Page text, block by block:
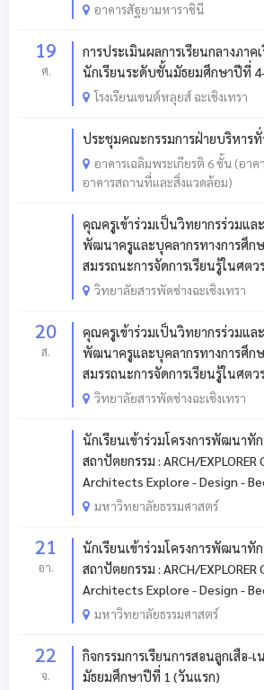
อาคารสัฐยามหาราชินี
19
ศ.
การประเมินผลการเรียนกลางภาค
นักเรียนระดับชั้นมัธยมศึกษาปีที่
โรงเรียนเซนต์หลุยส์ ฉะเชิงเทรา
ประชุมคณะกรรมการฝ่ายบริหาร
อาคารเฉลิมพระเกียรติ 6 ชั้น (อาค
อาคารสถานที่และสิ่งแวดล้อม)
คุณครูเข้าร่วมเป็นวิทยากรร่วมแล
พัฒนาครูและบุคลากรทางการศึก
สมรรถนะการจัดการเรียนรู้ในศต
วิทยาลัยสารพัดช่างฉะเชิงเทรา
20
ส.
คุณครูเข้าร่วมเป็นวิทยากรร่วมแล
พัฒนาครูและบุคลากรทางการศึก
สมรรถนะการจัดการเรียนรู้ในศต
วิทยาลัยสารพัดช่างฉะเชิงเทรา
นักเรียนเข้าร่วมโครงการพัฒนาทั
สถาปัตยกรรม : ARCH/
Architects Explore - Design -
มหาวิทยาลัยธรรมศาสตร์
21
อา.
นักเรียนเข้าร่วมโครงการพัฒนาทั
สถาปัตยกรรม : ARCH/
Architects Explore - Design -
มหาวิทยาลัยธรรมศาสตร์
22
จ.
กิจกรรมการเรียนการสอนลูกเสือ-
มัธยมศึกษาปีที่ 1 (วันแรก)